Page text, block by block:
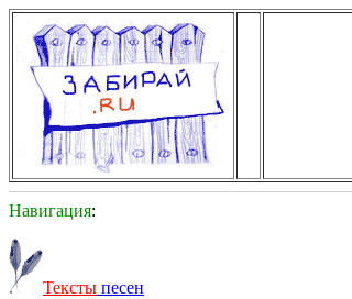
Навигация:
Тексты песен